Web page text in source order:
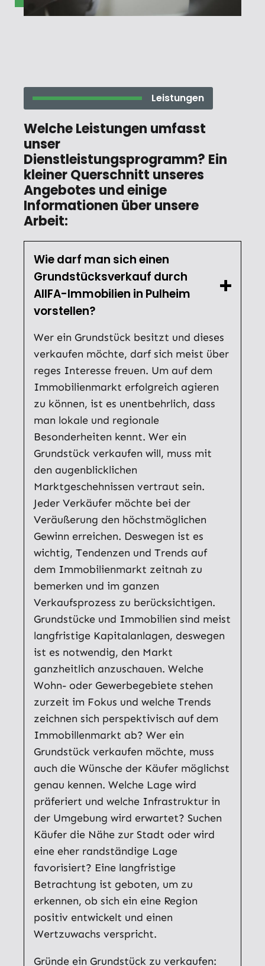
Leistungen
Welche Leistungen umfasst
unser
Dienstleistungsprogramm? Ein
kleiner Querschnitt unseres
Angebotes und einige
Informationen über unsere
Arbeit:
Wie darf man sich einen
Grundstücksverkauf durch
AllFA-Immobilien in Pulheim
vorstellen?
Wer ein Grundstück besitzt und dieses
verkaufen möchte, darf sich meist über
reges Interesse freuen. Um auf dem
Immobilienmarkt erfolgreich agieren
zu können, ist es unentbehrlich, dass
man lokale und regionale
Besonderheiten kennt. Wer ein
Grundstück verkaufen will, muss mit
den augenblicklichen
Marktgeschehnissen vertraut sein.
Jeder Verkäufer möchte bei der
Veräußerung den höchstmöglichen
Gewinn erreichen. Deswegen ist es
wichtig, Tendenzen und Trends auf
dem Immobilienmarkt zeitnah zu
bemerken und im ganzen
Verkaufsprozess zu berücksichtigen.
Grundstücke und Immobilien sind meist
langfristige Kapitalanlagen, deswegen
ist es notwendig, den Markt
ganzheitlich anzuschauen. Welche
Wohn- oder Gewerbegebiete stehen
zurzeit im Fokus und welche Trends
zeichnen sich perspektivisch auf dem
Immobillenmarkt ab? Wer ein
Grundstück verkaufen möchte, muss
auch die Wünsche der Käufer möglichst
genau kennen. Welche Lage wird
präferiert und welche Infrastruktur in
der Umgebung wird erwartet? Suchen
Käufer die Nähe zur Stadt oder wird
eine eher randständige Lage
favorisiert? Eine langfristige
Betrachtung ist geboten, um zu
erkennen, ob sich ein eine Region
positiv entwickelt und einen
Wertzuwachs verspricht.
Gründe ein Grundstück zu verkaufen: